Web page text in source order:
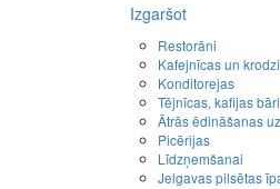
Izgaršot
Restorāni
Kafejnīcas un
Konditorejas
Tējnīcas, kafijas
Ātrās ēdināšanas
Picērijas
Līdzņemšanai
Jelgavas pilsētas